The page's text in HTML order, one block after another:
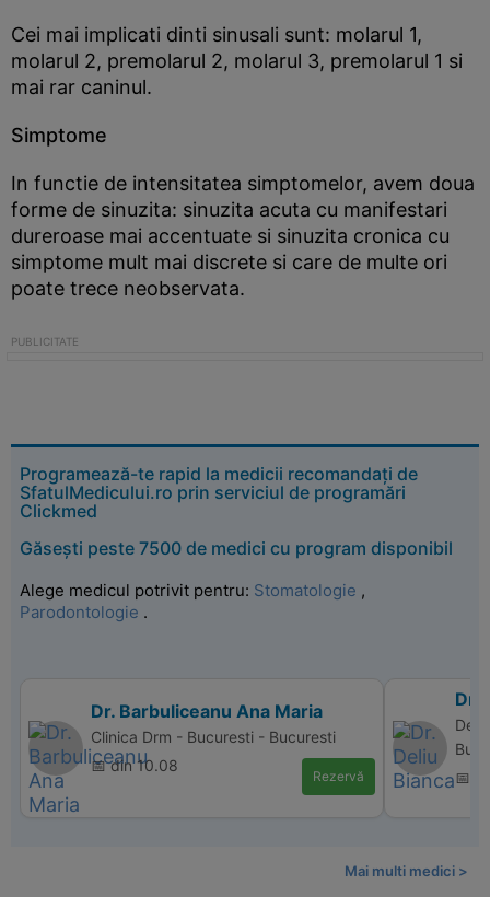
Cei mai implicati dinti sinusali sunt: molarul 1,
molarul 2, premolarul 2, molarul 3, premolarul 1 si
mai rar caninul.
Simptome
In functie de intensitatea simptomelor, avem doua
forme de sinuzita: sinuzita acuta cu manifestari
dureroase mai accentuate si sinuzita cronica cu
simptome mult mai discrete si care de multe ori
poate trece neobservata.
Programează-te rapid la medicii recomandați de
SfatulMedicului.ro prin serviciul de programări
Clickmed
Găsești peste 7500 de medici cu program disponibil
Alege medicul potrivit pentru: Stomatologie ,
Parodontologie .
Dr. Barbuliceanu Ana Maria
Clinica Drm - Bucuresti - Bucuresti
📅 din 10.08
Rezervă
Dr.
📅
Mai multi medici >